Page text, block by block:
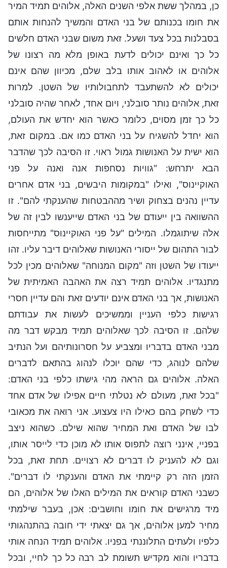
כן, במהלך ששת אלפי השנים האלה, אלוהים תמיד המיר
את חומו בכנותם של בני האדם והמשיך להנחות אותם
בסבלנות בכל צעד ושעל. זאת משום שבני האדם חלשים
כל כך ואינם יכולים לדעת באופן מלא מה רצונו של
אלוהים או לאהוב אותו בלב שלם, מכיוון שהם אינם
יכולים לא להשתעבד לתחבולותיו של השטן. למרות
זאת, אלוהים נותר סובלני, ויום אחד, לאחר שהיה סובלני
כל כך זמן מסוים, כלומר כאשר הוא יחדש את העולם,
הוא יחדל להשגיח על בני האדם כמו אם. במקום זאת,
הוא ישית על האנושות גמול ראוי. זו הסיבה לכך שהדבר
הבא יתרחש: "גוויות נסחפות אנה ואנה על פני
האוקיינוס", ואילו "במקומות היבשים, בני אדם אחרים
עדיין נהנים בצחוק ושיר מההבטחות שהענקתי להם". זו
ההשוואה בין ייעודם של בני האדם שייענשו לבין זה של
אלה שיתוגמלו. המילים "על פני האוקיינוס" מתייחסות
לבור התהום של ייסורי האנושות שאלוהים דיבר עליו. זהו
ייעודו של השטן וזה "מקום המנוחה" שאלוהים מכין לכל
מתנגדיו. אלוהים תמיד רצה את האהבה האמיתית של
האנושות, אך בני האדם אינם יודעים זאת והם עדיין חסרי
רגישות כלפי העניין וממשיכים לעשות את עבודתם
שלהם. זו הסיבה לכך שאלוהים תמיד מבקש דבר מה
מבני האדם בדבריו ומצביע על חסרונותיהם ועל הנתיב
שלהם לנוהג, כדי שהם יוכלו לנהוג בהתאם לדברים
האלה. אלוהים גם הראה מהי גישתו כלפי בני האדם:
"בכל זאת, מעולם לא נטלתי חיים אפילו של אדם אחד
כדי לשחק בהם כאילו היו צעצוע. אני רואה את מכאובי
לבו של האדם ואת המחיר שהוא שילם. כשהוא ניצב
בפניי, אינני רוצה לתפוס אותו לא מוכן כדי לייסר אותו,
וגם לא להעניק לו דברים לא רצויים. תחת זאת, בכל
הזמן הזה רק קיימתי את האדם והענקתי לו דברים".
כשבני האדם קוראים את המילים האלו של אלוהים, הם
מיד מרגישים את חומו וחושבים: אכן, בעבר שילמתי
מחיר למען אלוהים, אך גם יצאתי ידי חובה בהתנהגותי
כלפיו ולעתים התלוננתי בפניו. אלוהים תמיד הנחה אותי
בדבריו והוא מקדיש תשומת לב רבה כל כך לחיי, ובכל